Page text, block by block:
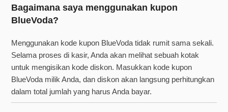
Bagaimana saya menggunakan kupon
BlueVoda?
Menggunakan kode kupon BlueVoda tidak rumit sama sekali.
Selama proses di kasir, Anda akan melihat sebuah kotak
untuk mengisikan kode diskon. Masukkan kode kupon
BlueVoda milik Anda, dan diskon akan langsung perhitungkan
dalam total jumlah yang harus Anda bayar.